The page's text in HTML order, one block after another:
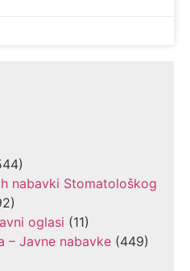
nabavki Stomatološkog
oglasi (11)
– Javne nabavke (449)